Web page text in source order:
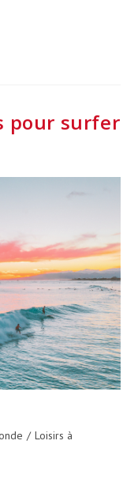
pour surfer
/ Loisirs à